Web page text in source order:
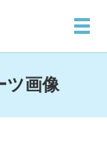
メ
画像